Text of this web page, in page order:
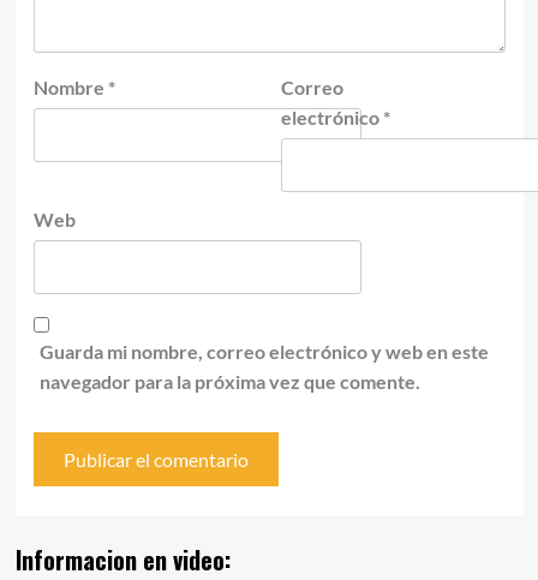
Nombre *
Correo
electrónico *
Web
Guarda mi nombre, correo electrónico y web en este
navegador para la próxima vez que comente.
Informacion en video: